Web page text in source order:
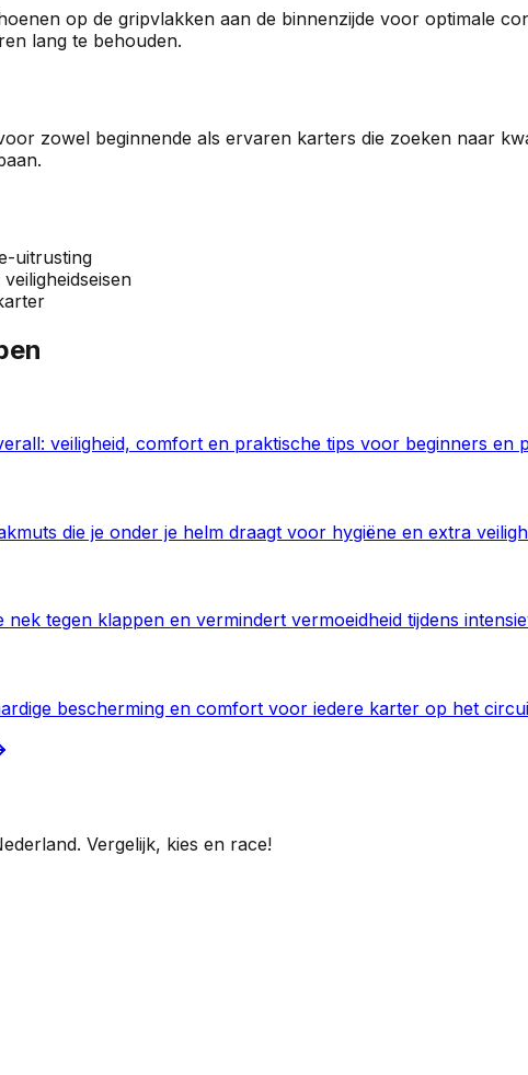
op de gripvlakken aan de binnenzijde voor optimale
lang te behouden.
zowel beginnende als ervaren karters die zoeken naar
uitrusting
veiligheid, comfort en praktische tips voor beginners en
die je onder je helm draagt voor hygiëne en extra
tegen klappen en vermindert vermoeidheid tijdens
bescherming en comfort voor iedere karter op het
Vergelijk, kies en race!